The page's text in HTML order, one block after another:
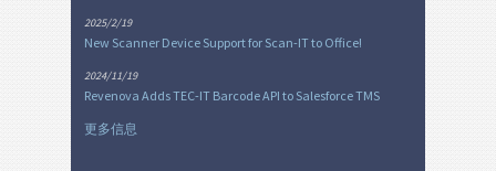
2025/2/19
New Scanner Device Support for Scan-IT to Office!
2024/11/19
Revenova Adds TEC-IT Barcode API to Salesforce TMS
更多信息